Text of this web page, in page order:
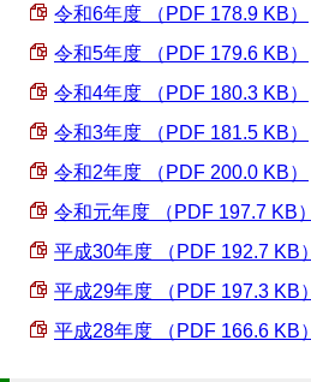
令和6年度 （PDF 178.9 KB）
令和5年度 （PDF 179.6 KB）
令和4年度 （PDF 180.3 KB）
令和3年度 （PDF 181.5 KB）
令和2年度 （PDF 200.0 KB）
令和元年度 （PDF 197.7 KB）
平成30年度 （PDF 192.7 KB）
平成29年度 （PDF 197.3 KB）
平成28年度 （PDF 166.6 KB）